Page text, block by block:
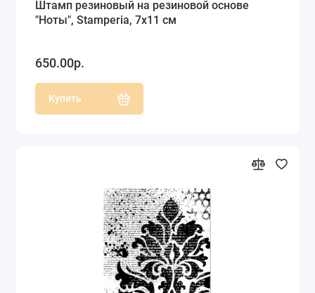
Штамп резиновый на резиновой основе
"Ноты", Stamperia, 7х11 см
650.00р.
Купить